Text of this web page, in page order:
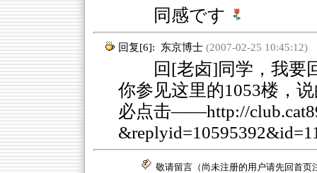
同感です
回复[6]: 东京博士(2007-02-25 10:45:12)
回[老卤]同学，我要回
你参见这里的1053楼，
必点击——http://
敬请留言（尚未注册的用户请先回首页